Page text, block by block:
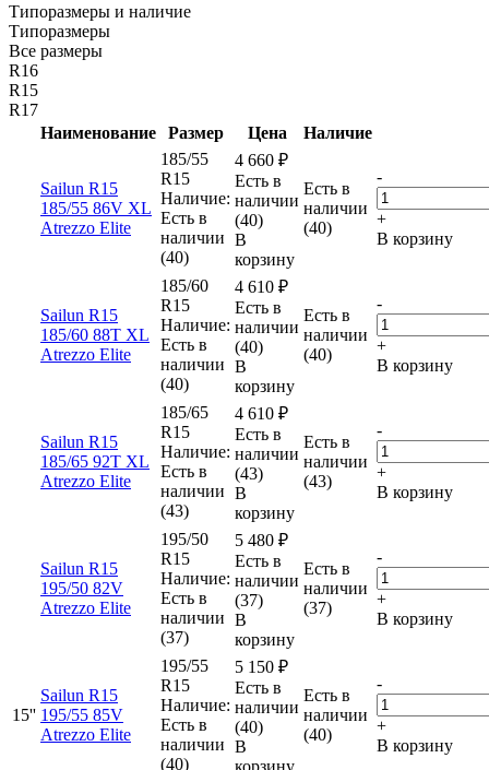
Типоразмеры и наличие
Типоразмеры
Все размеры
R16
R15
R17
Наименование
Размер Цена Наличие
15''
Sailun R15
185/55 86V XL
Atrezzo Elite
185/55
R15
Наличие:
Есть в
наличии
(40)
4 660 ₽
Есть в
наличии
(40)
В
корзину
Есть в
наличии
(40)
-
+
В корзину
Sailun R15
185/60 88T XL
Atrezzo Elite
185/60
R15
Наличие:
Есть в
наличии
(40)
4 610 ₽
Есть в
наличии
(40)
В
корзину
Есть в
наличии
(40)
-
+
В корзину
Sailun R15
185/65 92T XL
Atrezzo Elite
185/65
R15
Наличие:
Есть в
наличии
(43)
4 610 ₽
Есть в
наличии
(43)
В
корзину
Есть в
наличии
(43)
-
+
В корзину
Sailun R15
195/50 82V
Atrezzo Elite
195/50
R15
Наличие:
Есть в
наличии
(37)
5 480 ₽
Есть в
наличии
(37)
В
корзину
Есть в
наличии
(37)
-
+
В корзину
Sailun R15
195/55 85V
Atrezzo Elite
195/55
R15
Наличие:
Есть в
наличии
(40)
5 150 ₽
Есть в
наличии
(40)
В
корзину
Есть в
наличии
(40)
-
+
В корзину